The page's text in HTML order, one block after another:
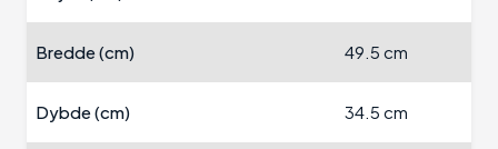
Bredde (cm) 49.5 cm
Dybde (cm) 34.5 cm